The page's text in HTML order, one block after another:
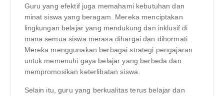
Guru yang efektif juga memahami kebutuhan dan
minat siswa yang beragam. Mereka menciptakan
lingkungan belajar yang mendukung dan inklusif di
mana semua siswa merasa dihargai dan dihormati.
Mereka menggunakan berbagai strategi pengajaran
untuk memenuhi gaya belajar yang berbeda dan
mempromosikan keterlibatan siswa.
Selain itu, guru yang berkualitas terus belajar dan